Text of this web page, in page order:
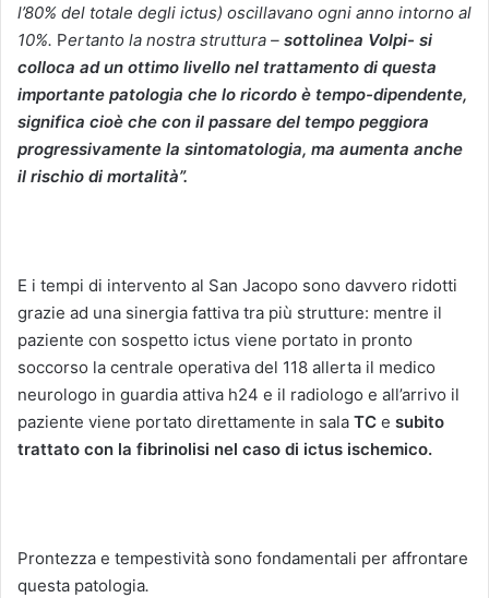
l’80% del totale degli ictus) oscillavano ogni anno intorno al
10%. Pertanto la nostra struttura – sottolinea Volpi- si
colloca ad un ottimo livello nel trattamento di questa
importante patologia che lo ricordo è tempo-dipendente,
significa cioè che con il passare del tempo peggiora
progressivamente la sintomatologia, ma aumenta anche
il rischio di mortalità”.
E i tempi di intervento al San Jacopo sono davvero ridotti
grazie ad una sinergia fattiva tra più strutture: mentre il
paziente con sospetto ictus viene portato in pronto
soccorso la centrale operativa del 118 allerta il medico
neurologo in guardia attiva h24 e il radiologo e all’arrivo il
paziente viene portato direttamente in sala TC e subito
trattato con la fibrinolisi nel caso di ictus ischemico.
Prontezza e tempestività sono fondamentali per affrontare
questa patologia.